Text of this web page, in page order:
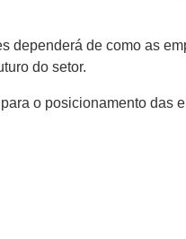
dependerá de como as
do setor.
o posicionamento das